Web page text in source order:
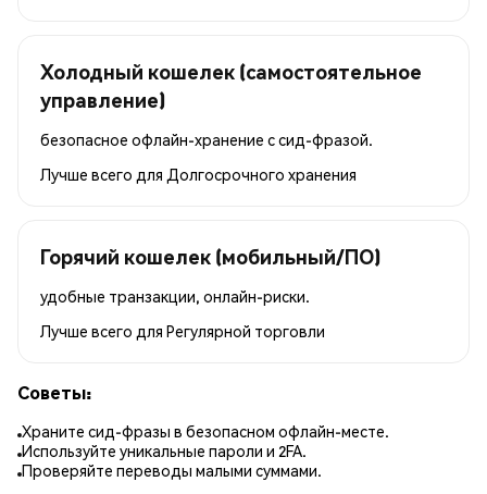
Холодный кошелек (самостоятельное
управление)
безопасное офлайн-хранение с сид-фразой.
Лучше всего для Долгосрочного хранения
Горячий кошелек (мобильный/ПО)
удобные транзакции, онлайн-риски.
Лучше всего для Регулярной торговли
Советы:
Храните сид-фразы в безопасном офлайн-месте.
Используйте уникальные пароли и 2FA.
Проверяйте переводы малыми суммами.